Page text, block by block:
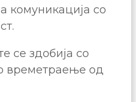
комуникација со
се здобија со
времетраење од